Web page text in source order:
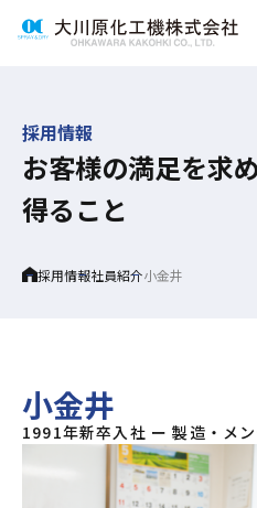
採用情報
お客様の満足を求
得ること
Home採用情報社員紹介小金井
小金井
1991年新卒入社 ー製造・メ